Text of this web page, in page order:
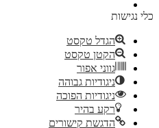
דילוג לתוכן
כלי נגישות
הגדל טקסט
הקטן טקסט
גווני אפור
ניגודיות גבוהה
ניגודיות הפוכה
רקע בהיר
הדגשת קישורים